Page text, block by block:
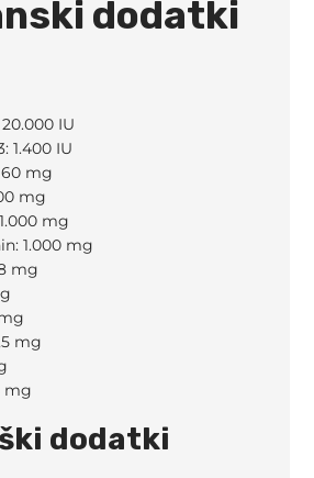
dodatki
IU
1.400 IU
mg
mg
mg
1.000 mg
mg
mg
mg
dodatki